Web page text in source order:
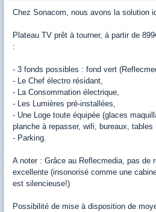
Chez Sonacom, nous avons la solution
Plateau TV prêt à tourner, à partir de
:
- 3 fonds possibles : fond vert
- Le Chef électro résidant,
- La Consommation électrique,
- Les Lumières pré-installées,
- Une Loge toute équipée (glaces
planche à repasser, wifi, bureaux, tables
- Parking.
A noter : Grâce au Reflecmedia, pas de
excellente (insonorisé comme une
est silencieuse!)
Possibilité de mise à disposition de